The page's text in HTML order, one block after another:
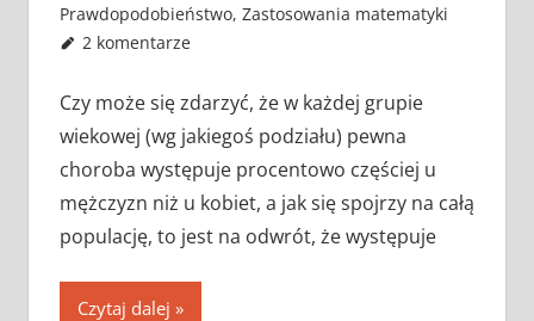
Prawdopodobieństwo, Zastosowania matematyki
2 komentarze
Czy może się zdarzyć, że w każdej grupie
wiekowej (wg jakiegoś podziału) pewna
choroba występuje procentowo częściej u
mężczyzn niż u kobiet, a jak się spojrzy na całą
populację, to jest na odwrót, że występuje
Czytaj dalej